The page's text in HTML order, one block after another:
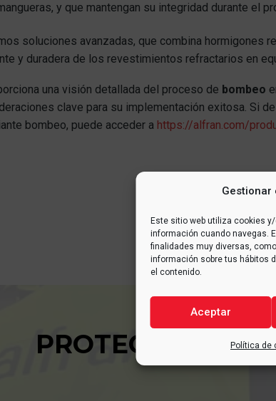
Gestionar
Este sitio web utiliza cookies
información cuando navegas.
finalidades muy diversas,
información sobre tus hábitos
el contenido.
Aceptar
Política de
y que mantengan su integridad durante el
soluciones avanzadas, que combina hormigones
y duradera de los revestimientos refractarios en
una visión detallada del proceso de bombeo
clave para su implementación exitosa. Si
bombeo, puede acceder a https://alfran.com/
PROTECT YOUR